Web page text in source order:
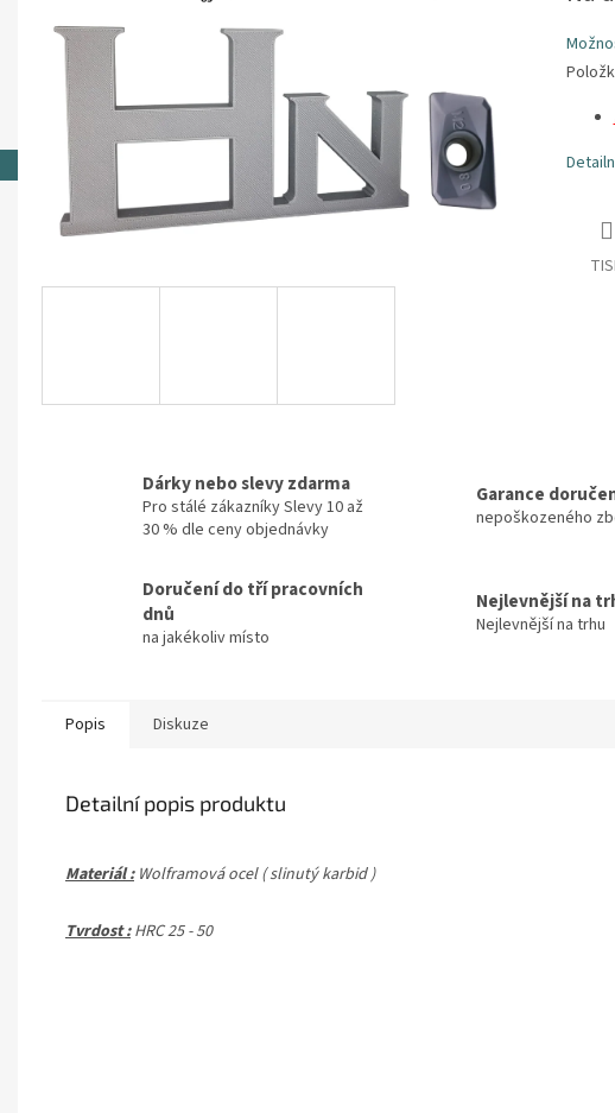
Dárky nebo slevy zdarma
Pro stálé zákazníky Slevy 10 až
30 % dle ceny objednávky
Garance
nepoškozeného
Doručení do tří pracovních
dnů
na jakékoliv místo
Nejlevnější na
Nejlevnější na trhu
Popis Diskuze
Detailní popis produktu
Materiál : Wolframová ocel ( slinutý karbid )
Tvrdost : HRC 25 - 50